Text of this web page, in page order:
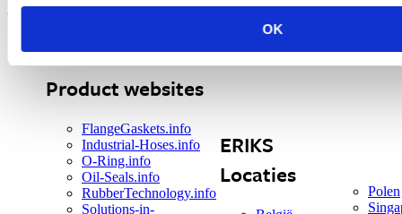
OK
© ERIKS nv, 2026.
Product websites
FlangeGaskets.info
Industrial-Hoses.info
O-Ring.info
Oil-Seals.info
RubberTechnology.info
Solutions-in-
ERIKS
Locaties
Polen